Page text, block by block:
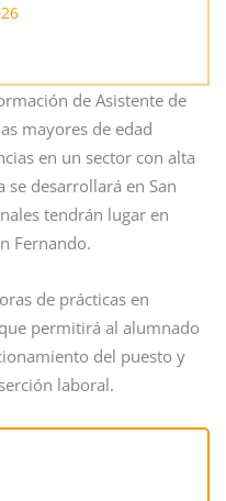
de Asistente de
mayores de edad
en un sector con alta
desarrollará en San
tendrán lugar en
Fernando.
de prácticas en
permitirá al alumnado
del puesto y
laboral.